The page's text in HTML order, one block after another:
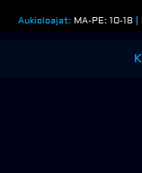
sisältöön
Aukioloajat: MA-PE: 10-18 |